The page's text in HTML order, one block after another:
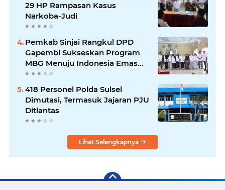
29 HP Rampasan Kasus
Narkoba-Judi
Pemkab Sinjai Rangkul DPD
Gapembi Sukseskan Program
MBG Menuju Indonesia Emas
2045
418 Personel Polda Sulsel
Dimutasi, Termasuk Jajaran PJU
Ditlantas
Lihat Selengkapnya